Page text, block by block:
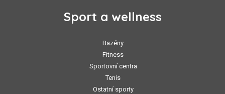
Sport a wellness
Bazény
Fitness
Sportovní centra
Tenis
Ostatní sporty